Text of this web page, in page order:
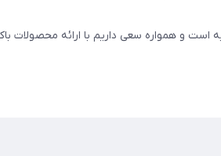
است و همواره سعی داریم با ارائه